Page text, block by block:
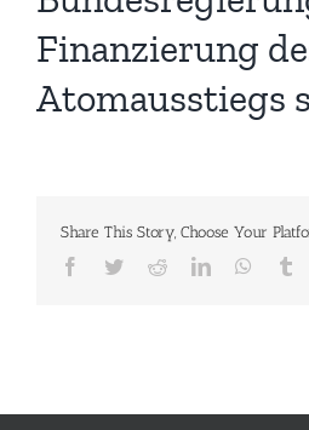
Finanzierung
Atomausstiegs
Share This Story, Choose Your
Facebook
TwitterRedditLinkedIn